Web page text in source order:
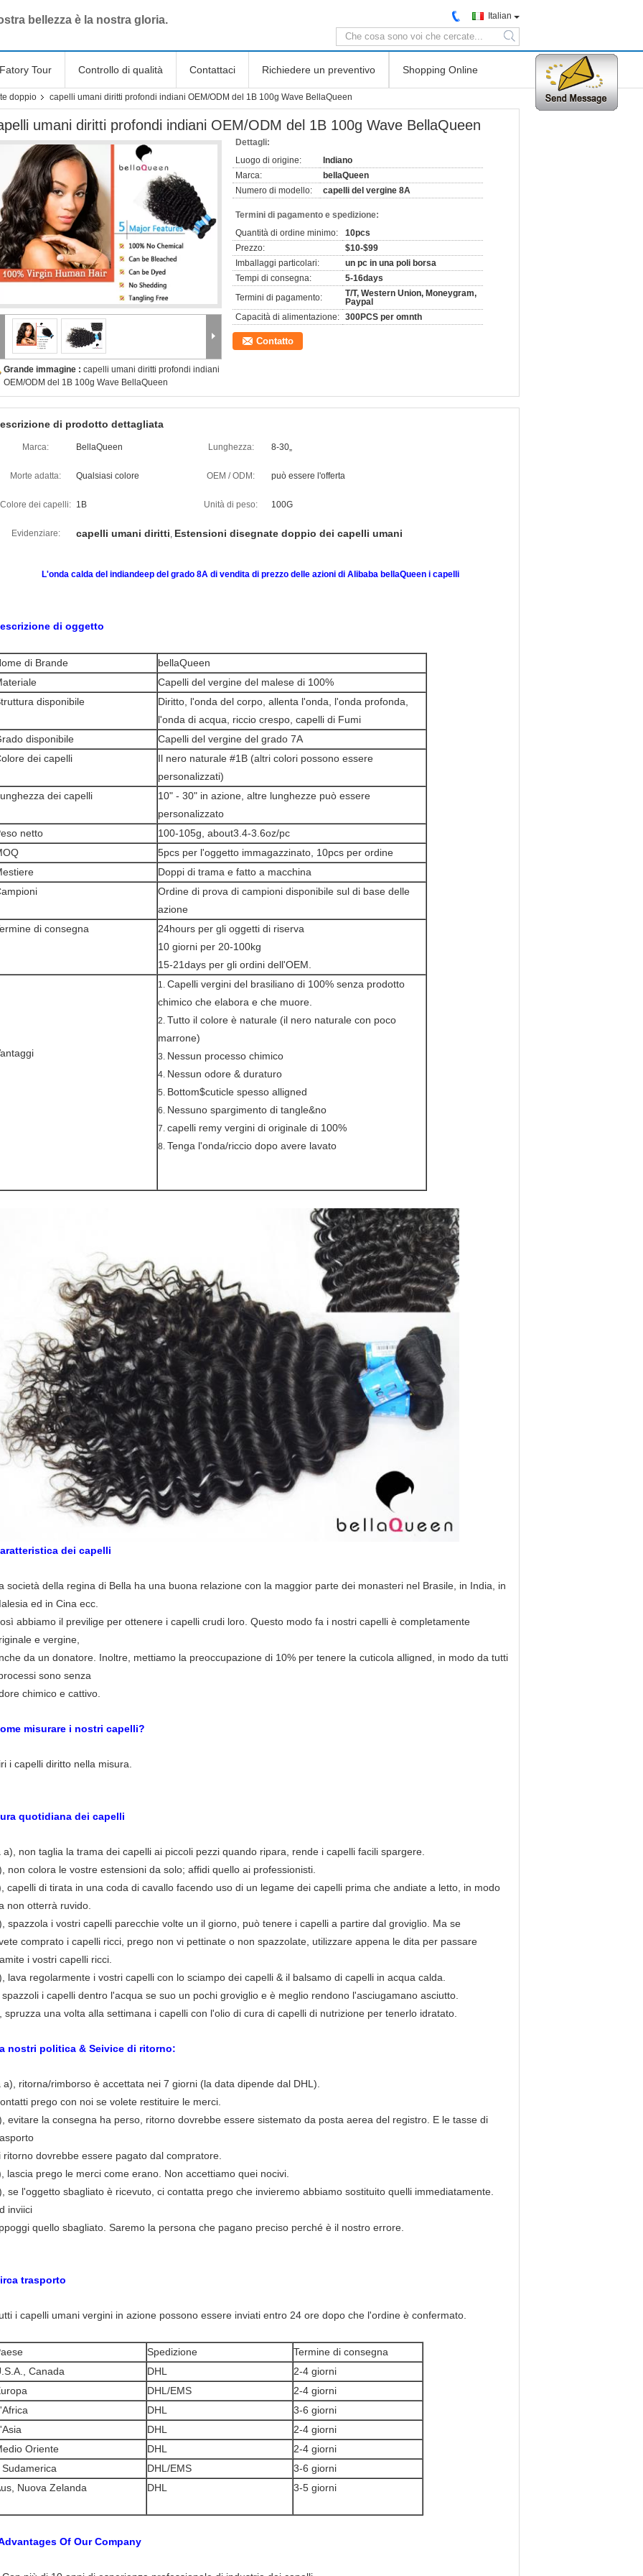
bellezza è la nostra gloria. Italian
search
Fatory Tour Controllo di qualità Contattaci Richiedere un preventivo Shopping Online
doppio capelli umani diritti profondi indiani OEM/ODM del 1B 100g Wave BellaQueen
umani diritti profondi indiani OEM/ODM del 1B 100g Wave BellaQueen
Grande immagine : capelli umani diritti profondi indiani
OEM/ODM del 1B 100g Wave BellaQueen
Dettagli:
Luogo di origine:
Indiano
Marca:
bellaQueen
Numero di modello:
capelli del vergine 8A
Termini di pagamento e spedizione:
Quantità di ordine minimo:
10pcs
Prezzo:
$10-$99
Imballaggi particolari:
un pc in una poli borsa
Tempi di consegna:
5-16days
Termini di pagamento:
T/T, Western Union, Moneygram,
Paypal
Capacità di alimentazione: 300PCS per omnth
Contatto
di prodotto dettagliata
Marca: BellaQueen Lunghezza: 8-30„
Morte adatta: Qualsiasi colore OEM / ODM: può essere l'offerta
Colore dei capelli: 1B Unità di peso: 100G
Evidenziare: capelli umani diritti, Estensioni disegnate doppio dei capelli umani
L'onda calda del indiandeep del grado 8A di vendita di prezzo delle azioni di Alibaba bellaQueen i capelli
di oggetto
di Brande
bellaQueen
Capelli del vergine del malese di 100%
disponibile
Diritto, l'onda del corpo, allenta l'onda, l'onda profonda,
l'onda di acqua, riccio crespo, capelli di Fumi
disponibile
Capelli del vergine del grado 7A
dei capelli
Il nero naturale #1B (altri colori possono essere
personalizzati)
dei capelli
10" - 30" in azione, altre lunghezze può essere
personalizzato
netto
100-105g, about3.4-3.6oz/pc
5pcs per l'oggetto immagazzinato, 10pcs per ordine
Doppi di trama e fatto a macchina
Ordine di prova di campioni disponibile sul di base delle
azione
di consegna
24hours per gli oggetti di riserva
10 giorni per 20-100kg
15-21days per gli ordini dell'OEM.
1. Capelli vergini del brasiliano di 100% senza prodotto
chimico che elabora e che muore.
2. Tutto il colore è naturale (il nero naturale con poco
marrone)
3. Nessun processo chimico
4. Nessun odore & duraturo
5. Bottom$cuticle spesso alligned
6. Nessuno spargimento di tangle&no
7. capelli remy vergini di originale di 100%
8. Tenga l'onda/riccio dopo avere lavato
dei capelli
società della regina di Bella ha una buona relazione con la maggior parte dei monasteri nel Brasile, in India, in
ed in Cina ecc.
abbiamo il previlige per ottenere i capelli crudi loro. Questo modo fa i nostri capelli è completamente
e vergine,
da un donatore. Inoltre, mettiamo la preoccupazione di 10% per tenere la cuticola alligned, in modo da tutti
sono senza
chimico e cattivo.
misurare i nostri capelli?
i capelli diritto nella misura.
quotidiana dei capelli
a), non taglia la trama dei capelli ai piccoli pezzi quando ripara, rende i capelli facili spargere.
non colora le vostre estensioni da solo; affidi quello ai professionisti.
capelli di tirata in una coda di cavallo facendo uso di un legame dei capelli prima che andiate a letto, in modo
non otterrà ruvido.
spazzola i vostri capelli parecchie volte un il giorno, può tenere i capelli a partire dal groviglio. Ma se
comprato i capelli ricci, prego non vi pettinate o non spazzolate, utilizzare appena le dita per passare
i vostri capelli ricci.
lava regolarmente i vostri capelli con lo sciampo dei capelli & il balsamo di capelli in acqua calda.
spazzoli i capelli dentro l'acqua se suo un pochi groviglio e è meglio rendono l'asciugamano asciutto.
spruzza una volta alla settimana i capelli con l'olio di cura di capelli di nutrizione per tenerlo idratato.
nostri politica & Seivice di ritorno:
a), ritorna/rimborso è accettata nei 7 giorni (la data dipende dal DHL).
prego con noi se volete restituire le merci.
evitare la consegna ha perso, ritorno dovrebbe essere sistemato da posta aerea del registro. E le tasse di
ritorno dovrebbe essere pagato dal compratore.
lascia prego le merci come erano. Non accettiamo quei nocivi.
se l'oggetto sbagliato è ricevuto, ci contatta prego che invieremo abbiamo sostituito quelli immediatamente.
inviici
quello sbagliato. Saremo la persona che pagano preciso perché è il nostro errore.
trasporto
i capelli umani vergini in azione possono essere inviati entro 24 ore dopo che l'ordine è confermato.
Spedizione
Termine di consegna
Canada
DHL
2-4 giorni
DHL/EMS
2-4 giorni
DHL
3-6 giorni
DHL
2-4 giorni
Oriente
DHL
2-4 giorni
Sudamerica
DHL/EMS
3-6 giorni
Nuova Zelanda
DHL 3-5 giorni
Of Our Company